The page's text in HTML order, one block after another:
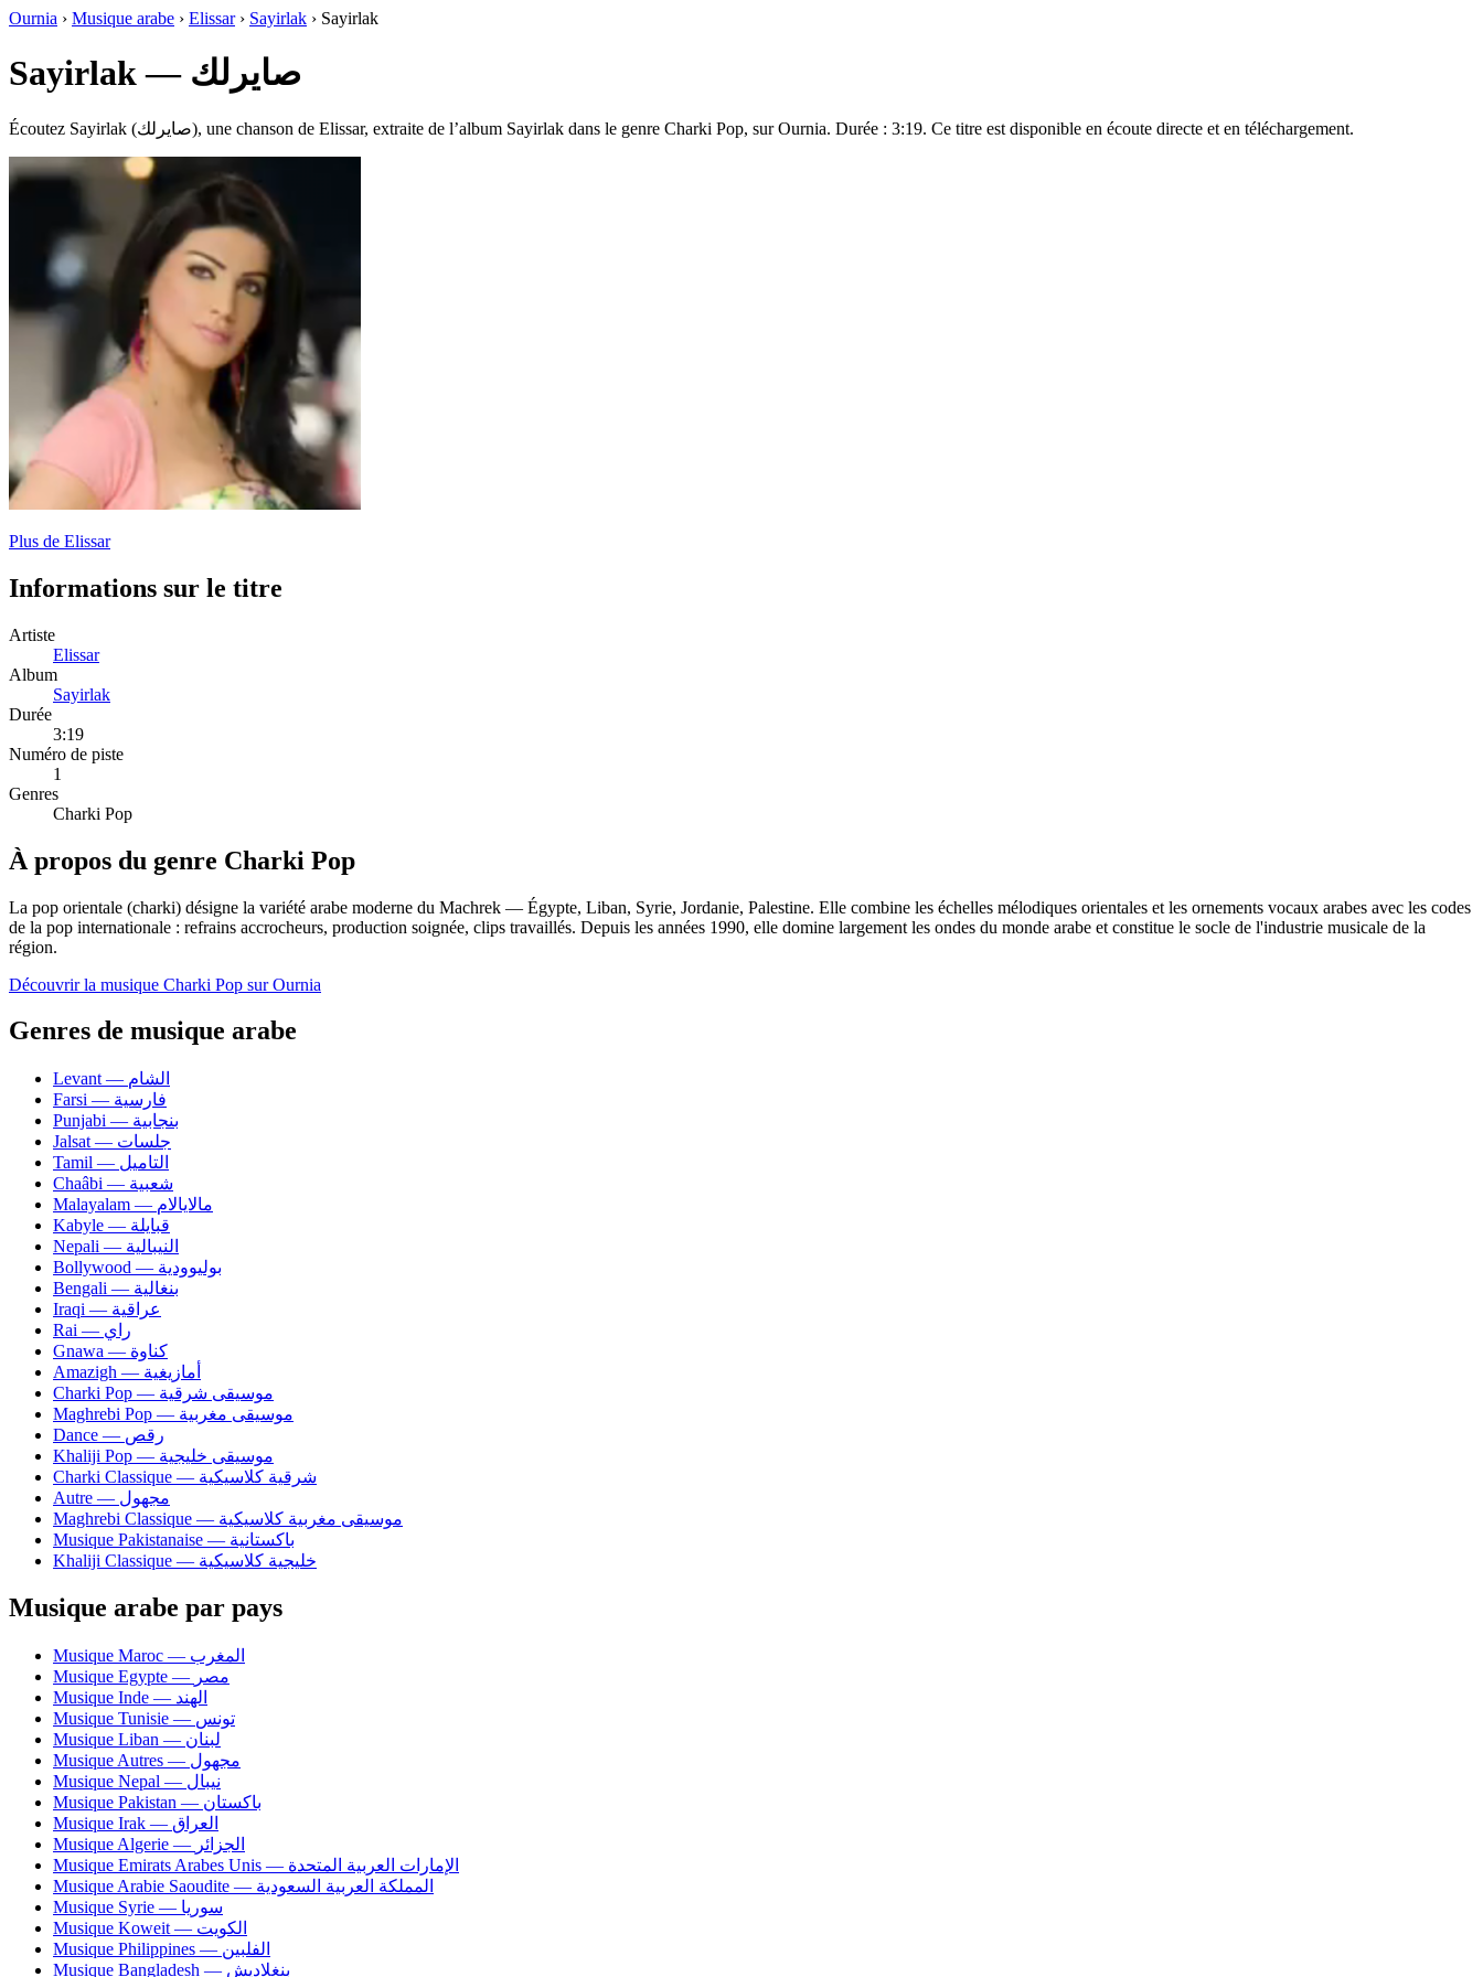
Ournia › Musique arabe › Elissar› Sayirlak › Sayirlak
Sayirlak — صايرلك
Écoutez Sayirlak (صايرلك), une chanson de Elissar, extraite de l’album Sayirlak dans le genre Charki Pop, sur Ournia. Durée : 3:19. Ce titre est disponible en écoute directe et en téléchargement.
Plus de Elissar
Informations sur le titre
Artiste
Elissar
Album
Sayirlak
Durée
3:19
Numéro de piste
1
Genres
Charki Pop
À propos du genre Charki Pop
La pop orientale (charki) désigne la variété arabe moderne du Machrek — Égypte, Liban, Syrie, Jordanie, Palestine. Elle combine les échelles mélodiques orientales et les ornements vocaux arabes avec les codes
de la pop internationale : refrains accrocheurs, production soignée, clips travaillés. Depuis les années 1990, elle domine largement les ondes du monde arabe et constitue le socle de l'industrie musicale de la
région.
Découvrir la musique Charki Pop sur Ournia
Genres de musique arabe
Levant — الشام
Farsi — فارسية
Punjabi — بنجابية
Jalsat — جلسات
Tamil — التاميل
Chaâbi — شعبية
Malayalam — مالايالام
Kabyle — قبايلة
Nepali — النيبالية
Bollywood — بوليوودية
Bengali — بنغالية
Iraqi — عراقية
Rai — راي
Gnawa — كناوة
Amazigh — أمازيغية
Charki Pop — موسيقى شرقية
Maghrebi Pop — موسيقى مغربية
Dance — رقص
Khaliji Pop — موسيقى خليجية
Charki Classique — شرقية كلاسيكية
Autre — مجهول
Maghrebi Classique — موسيقى مغربية كلاسيكية
Musique Pakistanaise — باكستانية
Khaliji Classique — خليجية كلاسيكية
Musique arabe par pays
Musique Maroc — المغرب
Musique Egypte — مصر
Musique Inde — الهند
Musique Tunisie — تونس
Musique Liban — لبنان
Musique Autres — مجهول
Musique Nepal — نيبال
Musique Pakistan — باكستان
Musique Irak — العراق
Musique Algerie — الجزائر
Musique Emirats Arabes Unis — الإمارات العربية المتحدة
Musique Arabie Saoudite — المملكة العربية السعودية
Musique Syrie — سوريا
Musique Koweit — الكويت
Musique Philippines — الفلبين
Musique Bangladesh — بنغلاديش